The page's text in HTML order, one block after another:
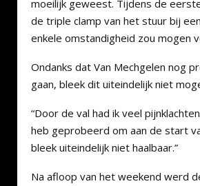
moeilijk geweest. Tijdens de
de triple clamp van het stuur bij
enkele omstandigheid zou mogen
Ondanks dat Van Mechgelen nog
gaan, bleek dit uiteindelijk niet
“Door de val had ik veel
heb geprobeerd om aan de start
bleek uiteindelijk niet haalbaar.”
Na afloop van het weekend werd